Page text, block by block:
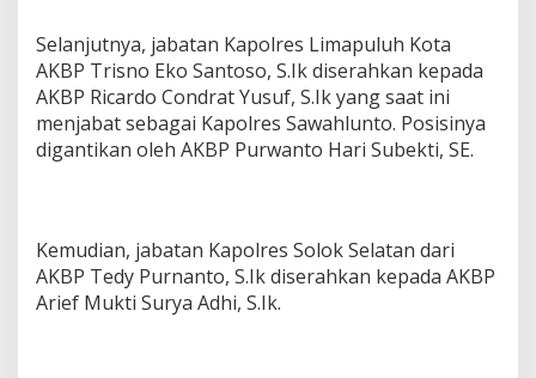
Selanjutnya, jabatan Kapolres Limapuluh Kota
AKBP Trisno Eko Santoso, S.Ik diserahkan kepada
AKBP Ricardo Condrat Yusuf, S.Ik yang saat ini
menjabat sebagai Kapolres Sawahlunto. Posisinya
digantikan oleh AKBP Purwanto Hari Subekti, SE.
Kemudian, jabatan Kapolres Solok Selatan dari
AKBP Tedy Purnanto, S.Ik diserahkan kepada AKBP
Arief Mukti Surya Adhi, S.Ik.